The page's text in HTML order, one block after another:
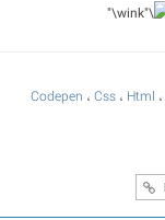
Codepen ، Css ، Html ،